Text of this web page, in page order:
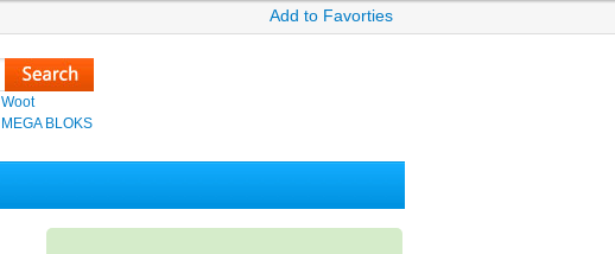
Add to Favorties
Woot
MEGA BLOKS